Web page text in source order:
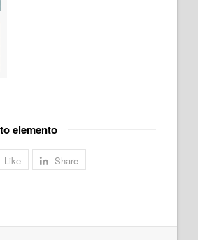
elemento
Like Share